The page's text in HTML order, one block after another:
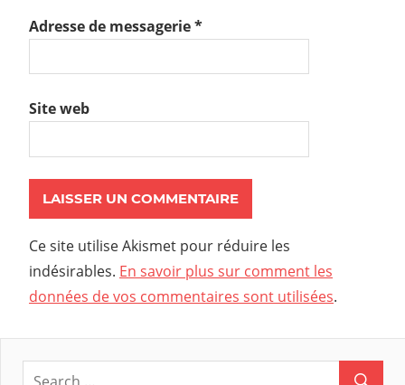
Adresse de messagerie*
Site web
Ce site utilise Akismet pour réduire les
indésirables. En savoir plus sur comment les
données de vos commentaires sont utilisées.